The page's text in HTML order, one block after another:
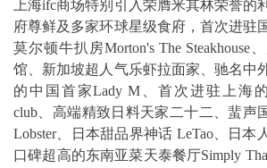
上海ifc商场特别引入荣膺米其林荣誉的
府尊鲜及多家环球星级食府，首次进驻
莫尔顿牛扒房Morton's The Steakhouse
馆、新加坡超人气乐虾拉面家、驰名中
的中国首家Lady M、首次进驻上海
club、高端精致日料天家二十二、蜚声
Lobster、日本甜品界神话 LeTao、日本
口碑超高的东南亚菜天泰餐厅Simply